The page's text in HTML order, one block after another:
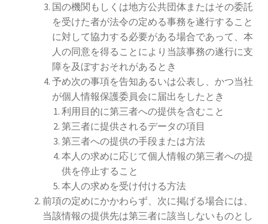
国の機関もしくは地方公共団体またはその委託
を受けた者が法令の定める事務を遂行すること
に対して協力する必要がある場合であって、本
人の同意を得ることにより当該事務の遂行に支
障を及ぼすおそれがあるとき
予め次の事項を告知あるいは公表し、かつ当社
が個人情報保護委員会に届出をしたとき
利用目的に第三者への提供を含むこと
第三者に提供されるデータの項目
第三者への提供の手段または方法
本人の求めに応じて個人情報の第三者への提
供を停止すること
本人の求めを受け付ける方法
前項の定めにかかわらず、次に掲げる場合には、
当該情報の提供先は第三者に該当しないものとし